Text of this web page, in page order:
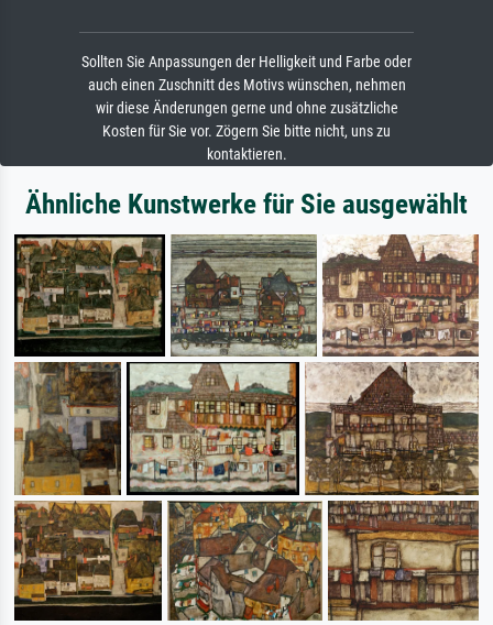
Sollten Sie Anpassungen der Helligkeit und Farbe oder
auch einen Zuschnitt des Motivs wünschen, nehmen
wir diese Änderungen gerne und ohne zusätzliche
Kosten für Sie vor. Zögern Sie bitte nicht, uns zu
kontaktieren.
Ähnliche Kunstwerke für Sie ausgewählt